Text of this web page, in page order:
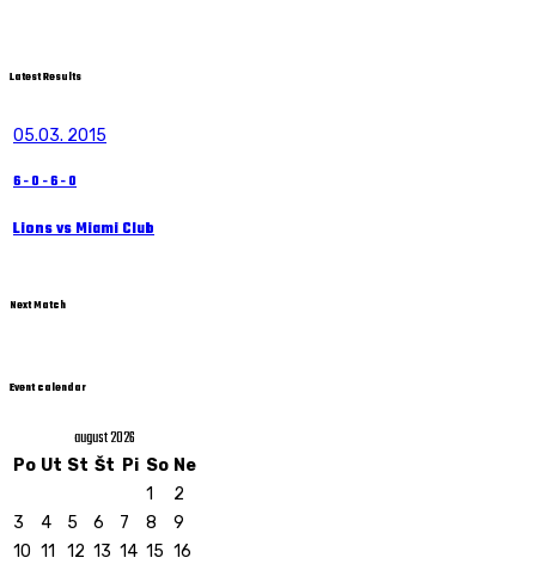
Latest Results
05.03. 2015
6-0-6-0
Lions vs Miami Club
Next Match
Event calendar
august 2026
Po Ut St Št Pi So Ne
1
2
3
4 5 6 7 8
9
10 11 12 13 14 15 16